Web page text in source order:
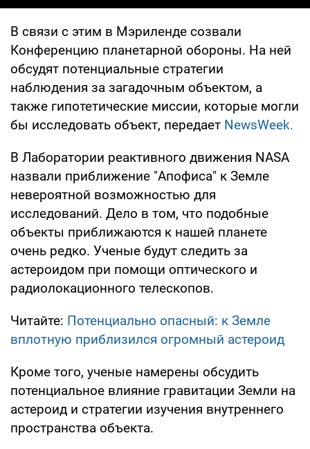
В связи с этим в Мэриленде созвали
Конференцию планетарной обороны. На ней
обсудят потенциальные стратегии
наблюдения за загадочным объектом, а
также гипотетические миссии, которые могли
бы исследовать объект, передает NewsWeek.
В Лаборатории реактивного движения NASA
назвали приближение "Апофиса" к Земле
невероятной возможностью для
исследований. Дело в том, что подобные
объекты приближаются к нашей планете
очень редко. Ученые будут следить за
астероидом при помощи оптического и
радиолокационного телескопов.
Читайте: Потенциально опасный: к Земле
вплотную приблизился огромный астероид
Кроме того, ученые намерены обсудить
потенциальное влияние гравитации Земли на
астероид и стратегии изучения внутреннего
пространства объекта.